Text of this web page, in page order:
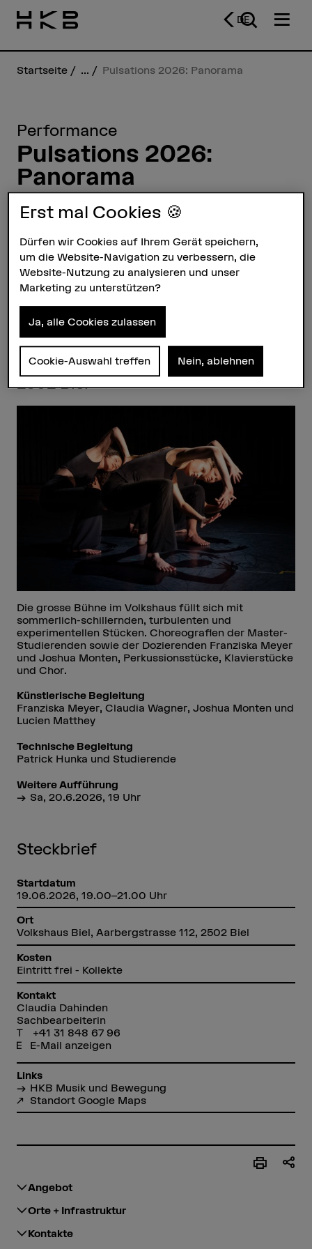
DE
Startseite ... Pulsations 2026: Panorama
Performance
Pulsations 2026:
Panorama
Die grosse Bühne im Volkshaus füllt
turbulenten und experimentellen
Stücken. Rhythmikstudierende
präsentieren Choreografien,
pianistische Werke sowie
performative Arbeiten.
19.06.2026, 19.00–21.00 Uhr –
Volkshaus Biel, Aarbergstrasse 112,
2502 Biel
Die grosse Bühne im Volkshaus füllt sich mit
sommerlich-schillernden, turbulenten und
experimentellen Stücken. Choreografien der Master-
Studierenden sowie der Dozierenden Franziska Meyer
und Joshua Monten, Perkussionsstücke, Klavierstücke
und Chor.
Künstlerische Begleitung
Franziska Meyer, Claudia Wagner, Joshua Monten und
Lucien Matthey
Technische Begleitung
Patrick Hunka und Studierende
Weitere Aufführung
Sa, 20.6.2026, 19 Uhr
Steckbrief
Startdatum
19.06.2026, 19.00–21.00 Uhr
Ort
Volkshaus Biel, Aarbergstrasse 112, 2502 Biel
Kosten
Eintritt frei - Kollekte
Kontakt
Claudia Dahinden
Sachbearbeiterin
+41 31 848 67 96
E-Mail anzeigen
Links
HKB Musik und Bewegung
Standort Google Maps
Angebot
Orte + Infrastruktur
Kontakte
Erst mal Cookies 🍪
Dürfen wir Cookies auf Ihrem Gerät speichern,
um die Website-Navigation zu verbessern, die
Website-Nutzung zu analysieren und unser
Marketing zu unterstützen?
Ja, alle Cookies zulassen
Cookie-Auswahl treffen Nein, ablehnen